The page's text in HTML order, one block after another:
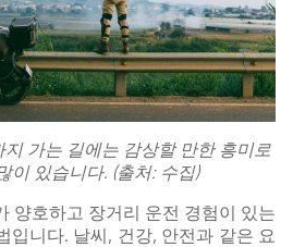
가는 길에는 감상할 만한 흥미로
이 있습니다. (출처: 수집)
양호하고 장거리 운전 경험이 있는
입니다. 날씨, 건강, 안전과 같은 요